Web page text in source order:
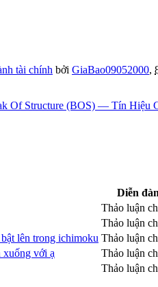
tài chính bởi GiaBao09052000,
Of Structure (BOS) — Tín Hiệu
Diễn
Thảo luận
Thảo luận
lên trong ichimoku Thảo luận
xuống với ạ
Thảo luận
Thảo luận